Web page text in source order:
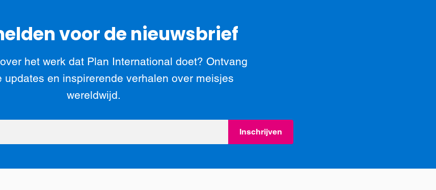
voor de nieuwsbrief
het werk dat Plan International doet? Ontvang
updates en inspirerende verhalen over meisjes
wereldwijd.
Inschrijven